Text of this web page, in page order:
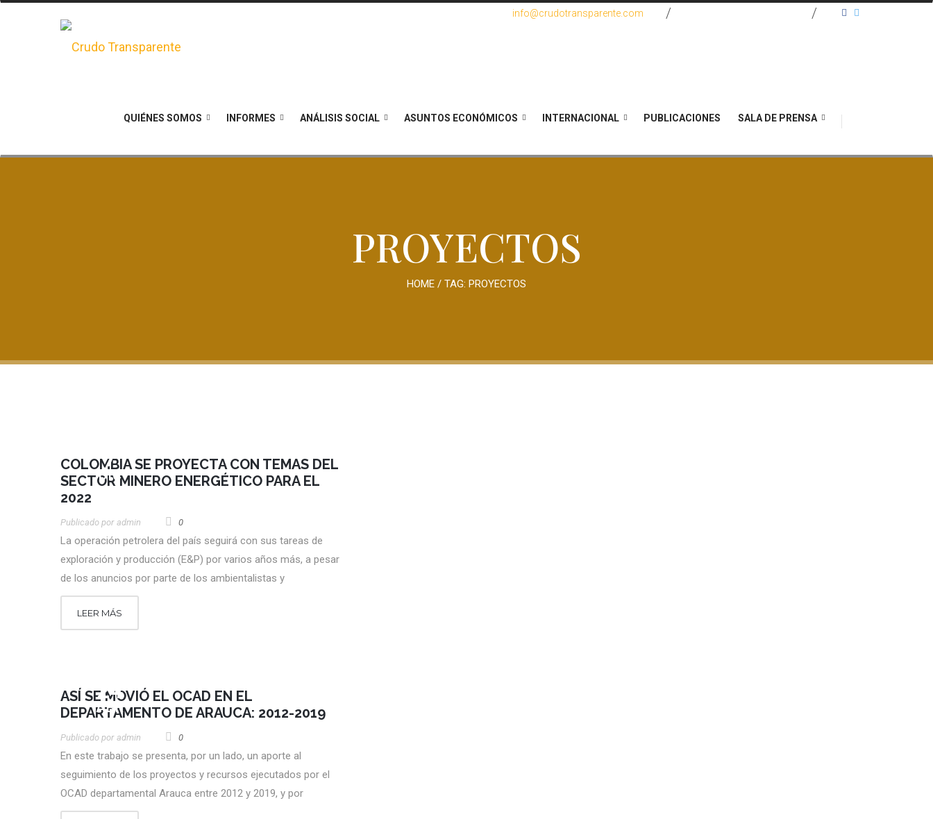
info@crudotransparente.com
QUIÉNES SOMOS INFORMES ANÁLISIS SOCIAL ASUNTOS ECONÓMICOS INTERNACIONAL PUBLICACIONES SALA DE PRENSA
PROYECTOS
HOME / TAG: PROYECTOS
7
DIC
COLOMBIA SE PROYECTA CON TEMAS DEL
SECTOR MINERO ENERGÉTICO PARA EL
2022
Publicado por Admin 0
La operación petrolera del país seguirá con sus tareas de
exploración y producción (E&P) por varios años más, a pesar
de los anuncios por parte de los ambientalistas y
LEER MÁS
24
ABR
ASÍ SE MOVIÓ EL OCAD EN EL
DEPARTAMENTO DE ARAUCA: 2012-2019
Publicado por Admin 0
En este trabajo se presenta, por un lado, un aporte al
seguimiento de los proyectos y recursos ejecutados por el
OCAD departamental Arauca entre 2012 y 2019, y por